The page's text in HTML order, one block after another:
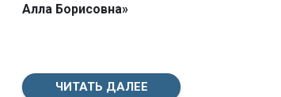
ЧИТАТЬ ДАЛЕЕ
Алла Борисовна»